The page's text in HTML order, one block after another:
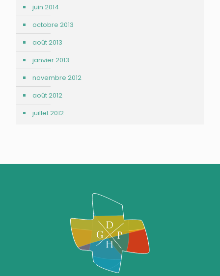
juin 2014
octobre 2013
août 2013
janvier 2013
novembre 2012
août 2012
juillet 2012